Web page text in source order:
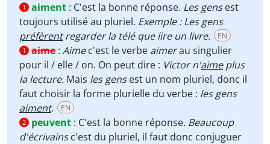
1 aiment : C'est la bonne réponse. Les gensest
toujours utilisé au pluriel. Exemple : Les gens
préfèrentregarder la télé que lire un livre. EN
1 aime : Aimec'est le verbe aimerau singulier
pour il / elle / on. On peut dire : Victor n'aimeplus
la lecture. Mais les gensest un nom pluriel, donc il
faut choisir la forme plurielle du verbe : les gens
aiment. EN
2 peuvent : C'est la bonne réponse. Beaucoup
d'écrivainsc'est du pluriel, il faut donc conjuguer